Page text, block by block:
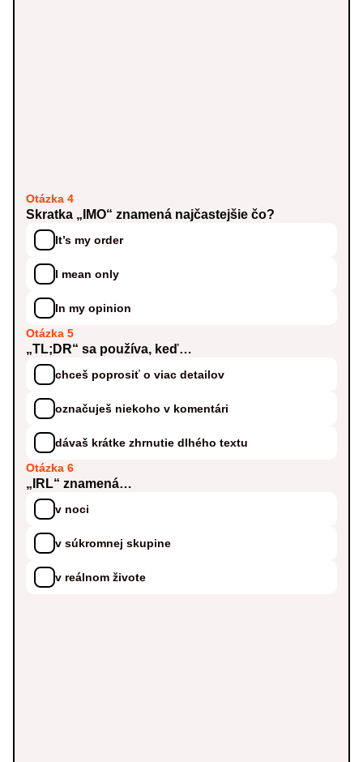
Otázka 4
Skratka „IMO“ znamená najčastejšie čo?
It’s my order
I mean only
In my opinion
Otázka 5
„TL;DR“ sa používa, keď…
chceš poprosiť o viac detailov
označuješ niekoho v komentári
dávaš krátke zhrnutie dlhého textu
Otázka 6
„IRL“ znamená…
v noci
v súkromnej skupine
v reálnom živote